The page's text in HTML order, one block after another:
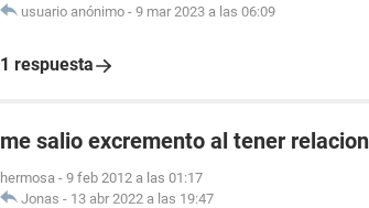
usuario anónimo - 9 mar 2023 a las 06:09
1 respuesta
me salio excremento al tener
hermosa - 9 feb 2012 a las 01:17
Jonas - 13 abr 2022 a las 19:47